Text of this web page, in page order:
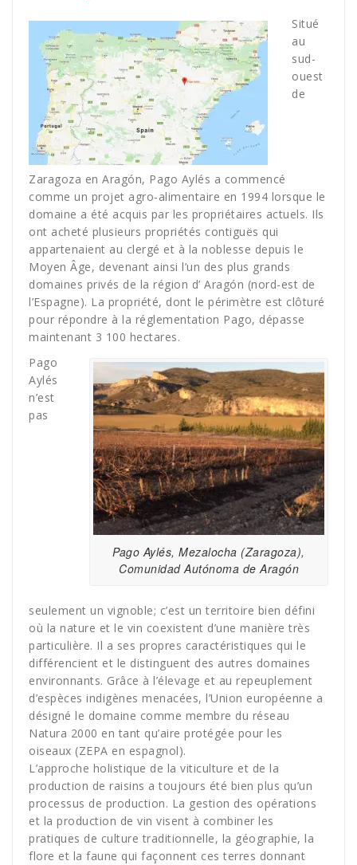
Situé
au
sud-
ouest
de
Zaragoza en Aragón, Pago Aylés a commencé
comme un projet agro-alimentaire en 1994 lorsque le
domaine a été acquis par les propriétaires actuels. Ils
ont acheté plusieurs propriétés contiguës qui
appartenaient au clergé et à la noblesse depuis le
Moyen Âge, devenant ainsi l’un des plus grands
domaines privés de la région d’ Aragón (nord-est de
l’Espagne). La propriété, dont le périmètre est clôturé
pour répondre à la réglementation Pago, dépasse
maintenant 3 100 hectares.
Pago Aylés, Mezalocha (Zaragoza),
Comunidad Autónoma de Aragón
Pago
Aylés
n’est
pas
seulement un vignoble; c’est un territoire bien défini
où la nature et le vin coexistent d’une manière très
particulière. Il a ses propres caractéristiques qui le
différencient et le distinguent des autres domaines
environnants. Grâce à l’élevage et au repeuplement
d’espèces indigènes menacées, l’Union européenne a
désigné le domaine comme membre du réseau
Natura 2000 en tant qu’aire protégée pour les
oiseaux (ZEPA en espagnol).
L’approche holistique de la viticulture et de la
production de raisins a toujours été bien plus qu’un
processus de production. La gestion des opérations
et la production de vin visent à combiner les
pratiques de culture traditionnelle, la géographie, la
flore et la faune qui façonnent ces terres donnant